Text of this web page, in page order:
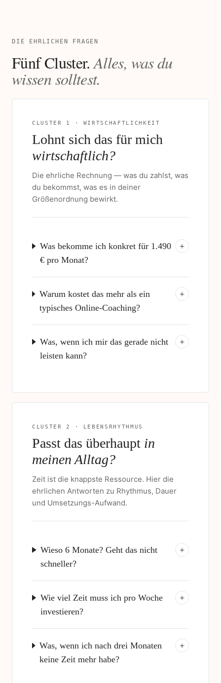
DIE EHRLICHEN FRAGEN
Fünf Cluster.Alles, was du
wissen solltest.
CLUSTER 1 · WIRTSCHAFTLICHKEIT
Lohnt sich das für mich
wirtschaftlich?
Die ehrliche Rechnung — was du zahlst, was
du bekommst, was es in deiner
Größenordnung bewirkt.
Was bekomme ich konkret für 1.490
€ pro Monat?
+
Warum kostet das mehr als ein
typisches Online-Coaching?
+
Was, wenn ich mir das gerade nicht
leisten kann?
+
CLUSTER 2 · LEBENSRHYTHMUS
Passt das überhaupt in
meinen Alltag?
Zeit ist die knappste Ressource. Hier die
ehrlichen Antworten zu Rhythmus, Dauer
und Umsetzungs-Aufwand.
Wieso 6 Monate? Geht das nicht
schneller?
+
Wie viel Zeit muss ich pro Woche
investieren?
+
Was, wenn ich nach drei Monaten
keine Zeit mehr habe?
+